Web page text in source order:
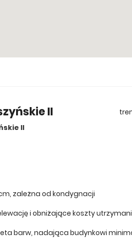
II
II
zależna od kondygnacji
i obniżające koszty
barw, nadająca budynkowi